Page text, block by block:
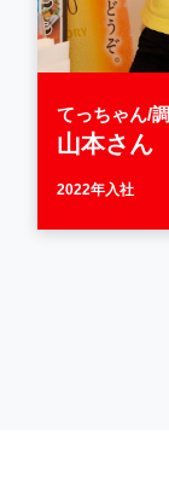
てっちゃん/
山本さん
2022年入社